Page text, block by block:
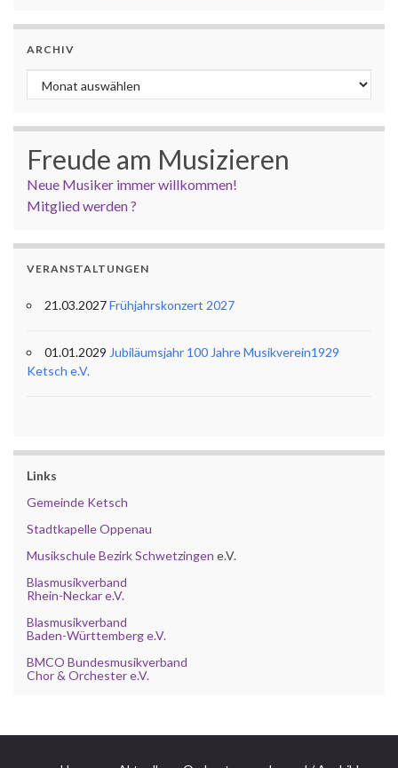
ARCHIV
Archiv
Freude am Musizieren
Neue Musiker immer willkommen!
Mitglied werden ?
VERANSTALTUNGEN
21.03.2027Frühjahrskonzert 2027
01.01.2029 Jubiläumsjahr 100 Jahre Musikverein1929
Ketsch e.V.
Links
Gemeinde Ketsch
Stadtkapelle Oppenau
Musikschule Bezirk Schwetzingen e.V.
Blasmusikverband
Rhein-Neckar e.V.
Blasmusikverband
Baden-Württemberg e.V.
BMCO Bundesmusikverband
Chor & Orchester e.V.